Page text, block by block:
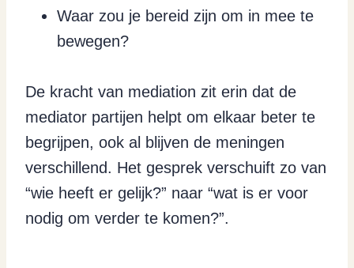
Waar zou je bereid zijn om in mee te
bewegen?
De kracht van mediation zit erin dat de
mediator partijen helpt om elkaar beter te
begrijpen, ook al blijven de meningen
verschillend. Het gesprek verschuift zo van
“wie heeft er gelijk?” naar “wat is er voor
nodig om verder te komen?”.